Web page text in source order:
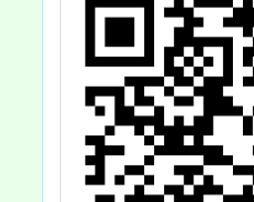
人才庫建
點」業經
113年8月
修正發